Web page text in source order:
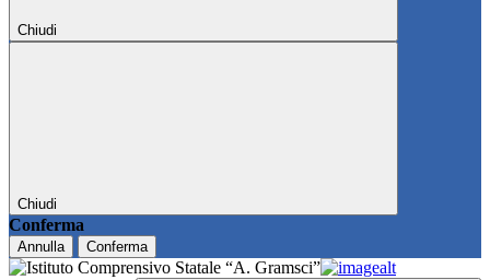
Chiudi
Chiudi
Conferma
Annulla Conferma